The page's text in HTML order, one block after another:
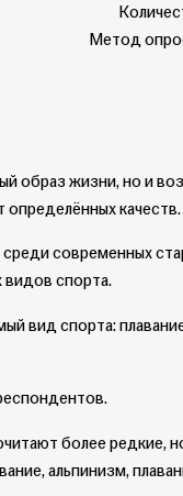
Метод
образ жизни, но и
качеств.
современных
видов спорта.
вид спорта:
более редкие,
альпинизм,